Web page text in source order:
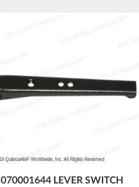
070001644 LEVER SWITCH